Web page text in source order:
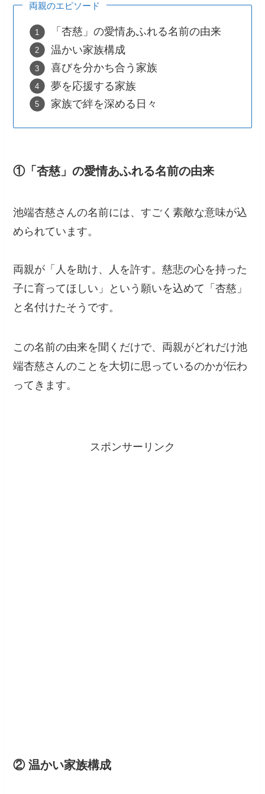
両親のエピソード
「杏慈」の愛情あふれる名前の由来
温かい家族構成
喜びを分かち合う家族
夢を応援する家族
家族で絆を深める日々
①「杏慈」の愛情あふれる名前の由来
池端杏慈さんの名前には、すごく素敵な意味が込
められています。
両親が「人を助け、人を許す。慈悲の心を持った
子に育ってほしい」という願いを込めて「杏慈」
と名付けたそうです。
この名前の由来を聞くだけで、両親がどれだけ池
端杏慈さんのことを大切に思っているのかが伝わ
ってきます。
スポンサーリンク
② 温かい家族構成